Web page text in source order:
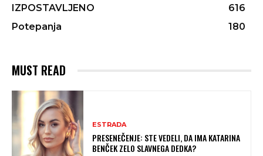
IZPOSTAVLJENO
616
Potepanja
180
MUST READ
ESTRADA
PRESENEČENJE: STE VEDELI, DA IMA KATARINA
BENČEK ZELO SLAVNEGA DEDKA?